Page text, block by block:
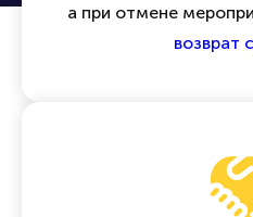
а при отмене
возврат